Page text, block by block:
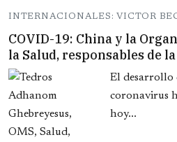
INTERNACIONALES: VICTOR
COVID-19: China y la
la Salud, responsables de
El desarrollo
coronavirus
hoy...